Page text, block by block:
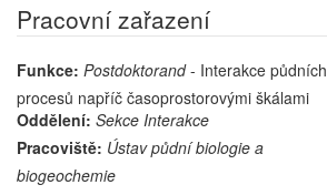
Pracovní zařazení
Funkce: Postdoktorand- Interakce půdních
procesů napříč časoprostorovými škálami
Oddělení: Sekce Interakce
Pracoviště: Ústav půdní biologie a
biogeochemie